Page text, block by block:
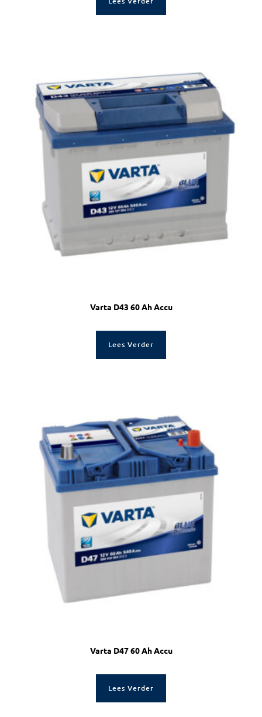
Varta D43 60 Ah Accu
Lees Verder
Varta D47 60 Ah Accu
Lees Verder